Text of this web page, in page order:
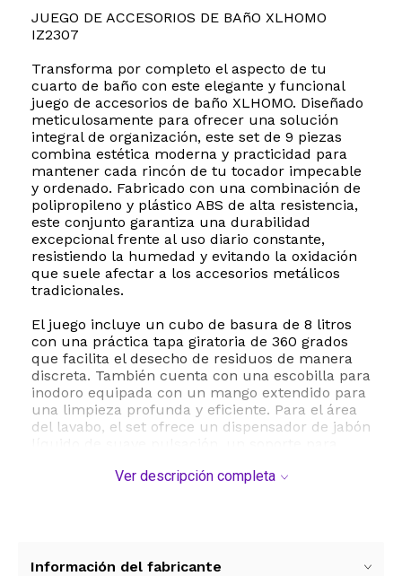
JUEGO DE ACCESORIOS DE BAñO XLHOMO
IZ2307
Transforma por completo el aspecto de tu
cuarto de baño con este elegante y funcional
juego de accesorios de baño XLHOMO. Diseñado
meticulosamente para ofrecer una solución
integral de organización, este set de 9 piezas
combina estética moderna y practicidad para
mantener cada rincón de tu tocador impecable
y ordenado. Fabricado con una combinación de
polipropileno y plástico ABS de alta resistencia,
este conjunto garantiza una durabilidad
excepcional frente al uso diario constante,
resistiendo la humedad y evitando la oxidación
que suele afectar a los accesorios metálicos
tradicionales.
El juego incluye un cubo de basura de 8 litros
con una práctica tapa giratoria de 360 grados
que facilita el desecho de residuos de manera
discreta. También cuenta con una escobilla para
inodoro equipada con un mango extendido para
una limpieza profunda y eficiente. Para el área
del lavabo, el set ofrece un dispensador de jabón
jabonera con sistema de drenaje de doble capa
multifuncional que unifica el diseño y sirve para
Ver descripción completa
Información del fabricante